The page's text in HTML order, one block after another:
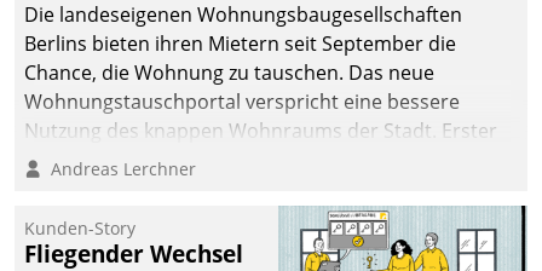
Die landeseigenen Wohnungsbaugesellschaften
Berlins bieten ihren Mietern seit September die
Chance, die Wohnung zu tauschen. Das neue
Wohnungstauschportal verspricht eine bessere
Nutzung des knappen Wohnraums der Stadt. Erster
Anwendungsfall für Datatrains Lösung API-Hub mit
Unternehmen.
Andreas Lerchner
Kunden-Story
Fliegender Wechsel